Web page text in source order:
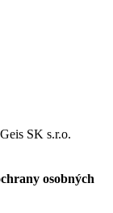
SK s.r.o.
osobných